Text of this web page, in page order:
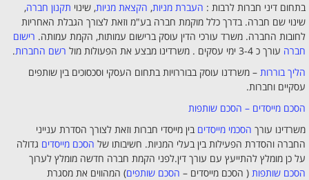
בתחום דיני חברות לרבות : העברת מניות, הקצאת מניות, שינוי תקנון חברה,
שינוי שם חברה. בדרך כלל מוקמת חברה בע"מ וזאת לצורך הגבלת האחריות
לחובות החברה. משרד עורכי הדין עוסק ברישום עמותות, הקמת עמותה. רישום
חברה עורך כ 3-4 ימי עסקים . משרדינו מבצע את הפעולות מול רשם החברות.
הליך בוררות – משרדנו עוסק בבוררויות בתחום העסקי וסכסוכים בין שותפים
עסקיים וחברות.
הסכם מייסדים – הסכם שותפות
משרדינו עורך הסכמי מייסדים בין מייסדי חברות וזאת לצורך הסדרת ענייני
החברה והסדרת הפעילות בין בעלי המניות. חשיבותו של הסכם מייסדים גדולה
על כן מומלץ להתייעץ עם עורך דין.לפני הקמת חברה חדשה מומלץ לערוך
הסכם שותפות ( הסכם מייסדים – הסכם שותפים) המהווים את מסגרת